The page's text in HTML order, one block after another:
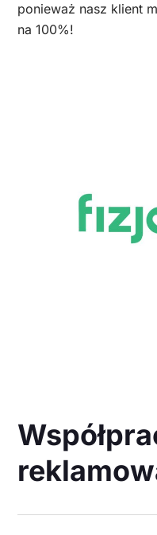
ponieważ nasz klient
na 100%!